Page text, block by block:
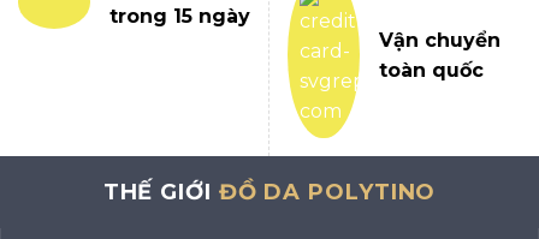
trong 15 ngày
Vận chuyển
toàn quốc
THẾ GIỚI ĐỒ DA POLYTINO